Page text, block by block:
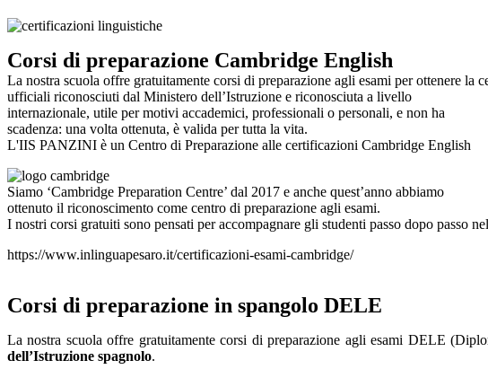
Corsi di preparazione Cambridge English
La nostra scuola offre gratuitamente corsi di preparazione agli esami per ottenere
ufficiali riconosciuti dal Ministero dell’Istruzione e riconosciuta a livello
internazionale, utile per motivi accademici, professionali o personali, e non ha
scadenza: una volta ottenuta, è valida per tutta la vita.
L'IIS PANZINI è un Centro di Preparazione alle certificazioni Cambridge English
Siamo ‘Cambridge Preparation Centre’ dal 2017 e anche quest’anno abbiamo
ottenuto il riconoscimento come centro di preparazione agli esami.
I nostri corsi gratuiti sono pensati per accompagnare gli studenti passo dopo passo
https://www.inlinguapesaro.it/certificazioni-esami-cambridge/
Corsi di preparazione in spangolo DELE
La nostra scuola offre gratuitamente corsi di preparazione agli esami DELE
dell’Istruzione spagnolo.